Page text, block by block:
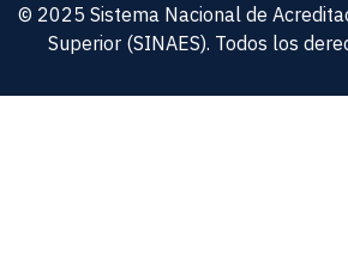
© 2025 Sistema Nacional de
Superior (SINAES). Todos los